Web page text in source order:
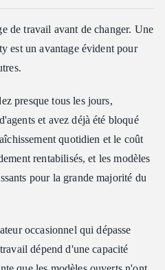
de travail avant de changer. Une
est un avantage évident pour
presque tous les jours,
et avez déjà été bloqué
quotidien et le coût
rentabilisés, et les modèles
pour la grande majorité du
occasionnel qui dépasse
dépend d'une capacité